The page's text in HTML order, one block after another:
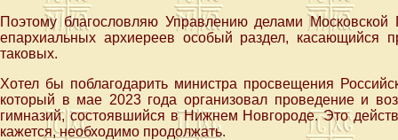
Поэтому благословляю Управлению делами
епархиальных архиереев особый раздел,
таковых.
Хотел бы поблагодарить министра просвещения
который в мае 2023 года организовал проведение и
гимназий, состоявшийся в Нижнем Новгороде. Это
кажется, необходимо продолжать.